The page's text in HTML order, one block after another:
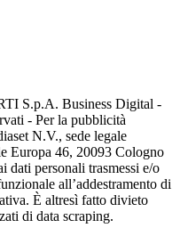
S.p.A. Business Digital -
- Per la pubblicità
N.V., sede legale
Europa 46, 20093 Cologno
dati personali trasmessi e/o
all’addestramento di
È altresì fatto divieto
di data scraping.